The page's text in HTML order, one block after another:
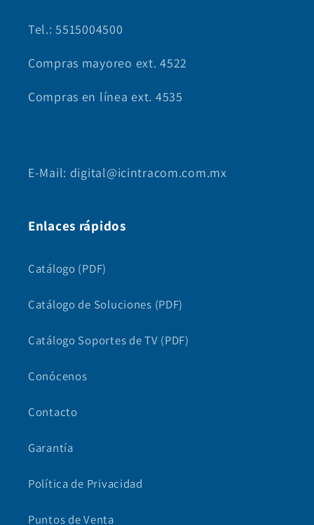
Tel.: 5515004500
Compras mayoreo ext. 4522
Compras en línea ext. 4535
E-Mail: digital@icintracom.com.mx
Enlaces rápidos
Catálogo (PDF)
Catálogo de Soluciones (PDF)
Catálogo Soportes de TV (PDF)
Conócenos
Contacto
Garantía
Política de Privacidad
Puntos de Venta